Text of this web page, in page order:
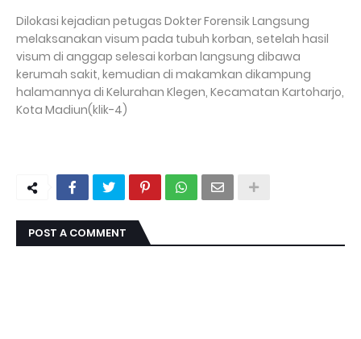
Dilokasi kejadian petugas Dokter Forensik Langsung
melaksanakan visum pada tubuh korban, setelah hasil
visum di anggap selesai korban langsung dibawa
kerumah sakit, kemudian di makamkan dikampung
halamannya di Kelurahan Klegen, Kecamatan Kartoharjo,
Kota Madiun(klik-4)
POST A COMMENT